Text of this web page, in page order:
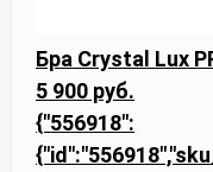
Бра Crystal Lux
5 900 руб.
{"556918":